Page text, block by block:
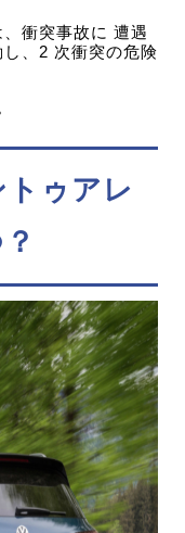
、衝突事故に 遭遇
、2 次衝突の危険
ゥアレ